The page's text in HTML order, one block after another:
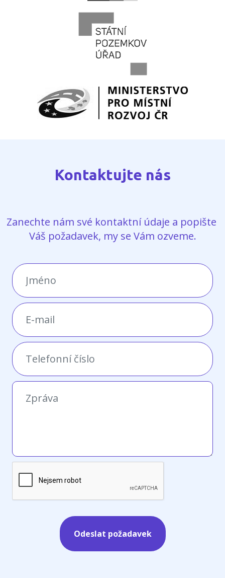
Kontaktujte nás
Zanechte nám své kontaktní údaje a popište
Váš požadavek, my se Vám ozveme.
Vyžadováno
Vyžadováno
Odeslat požadavek